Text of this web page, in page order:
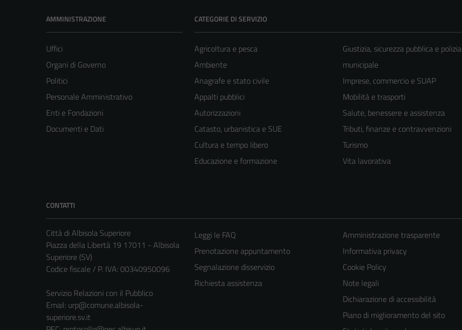
AMMINISTRAZIONE
Uffici
Organi di Governo
Politici
Personale Amministrativo
Enti e Fondazioni
Documenti e Dati
CATEGORIE DI SERVIZIO
Agricoltura e pesca
Ambiente
Anagrafe e stato civile
Appalti pubblici
Autorizzazioni
Catasto, urbanistica e SUE
Cultura e tempo libero
Educazione e formazione
Giustizia, sicurezza pubblica e polizia
municipale
Imprese, commercio e SUAP
Mobilità e trasporti
Salute, benessere e assistenza
Tributi, finanze e contravvenzioni
Turismo
Vita lavorativa
CONTATTI
Città di Albisola Superiore
Piazza della Libertà 19 17011 - Albisola
Superiore (SV)
Codice fiscale / P. IVA: 00340950096
Servizio Relazioni con il Pubblico
Email: urp@comune.albisola-
superiore.sv.it
Leggi le FAQ
Prenotazione appuntamento
Segnalazione disservizio
Richiesta assistenza
Amministrazione trasparente
Informativa privacy
Cookie Policy
Note legali
Dichiarazione di accessibilità
Piano di miglioramento del sito